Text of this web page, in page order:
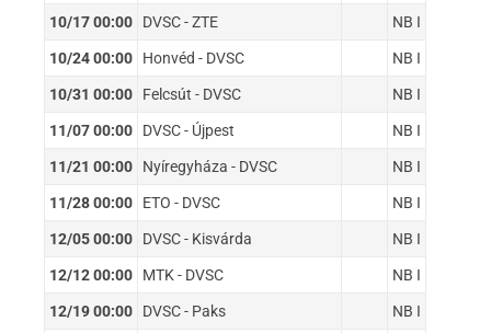
10/17 00:00 DVSC - ZTE NB I
10/24 00:00 Honvéd - DVSC NB I
10/31 00:00 Felcsút - DVSC NB I
11/07 00:00 DVSC - Újpest NB I
11/21 00:00 Nyíregyháza - DVSC NB I
11/28 00:00 ETO - DVSC NB I
12/05 00:00 DVSC - Kisvárda NB I
12/12 00:00 MTK - DVSC NB I
12/19 00:00 DVSC - Paks NB I